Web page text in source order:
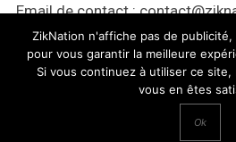
Email de contact :
ZikNation n'affiche pas de
pour vous garantir la meilleure
Si vous continuez à utiliser ce
vous en êtes
Ok